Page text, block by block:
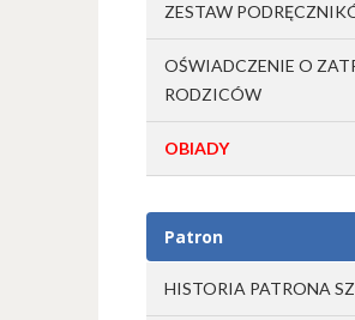
ZESTAW
OŚWIADCZENIE O
RODZICÓW
OBIADY
Patron
HISTORIA PATRONA